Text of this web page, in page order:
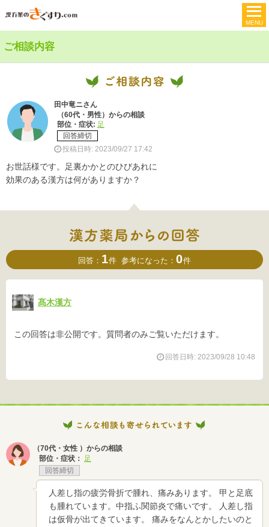
ご相談内容
田中竜ニさん
（60代・男性）からの相談
部位・症状: 足
回答締切
投稿日時: 2023/09/27 17:42
お世話様です。足裏かかとのひびあれに
効果のある漢方は何がありますか？
回答： 1件 参考になった： 0件
髙木漢方
この回答は非公開です。質問者のみご覧いただけます。
回答日時: 2023/09/28 10:48
（70代・女性 ）からの相談
部位・症状： 足
回答締切
人差し指の疲労骨折で腫れ、痛みあります。 甲と足底
も腫れています。中指ふ関節炎で痛いです。 人差し指
は仮骨が出てきています。 痛みをなんとかしたいのと